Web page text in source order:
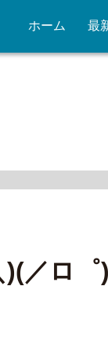
ホーム 最
／ロ゜